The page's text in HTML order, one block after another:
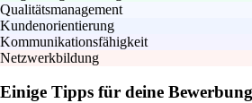
Qualitätsmanagement
Kundenorientierung
Kommunikationsfähigkeit
Netzwerkbildung
Einige Tipps für deine